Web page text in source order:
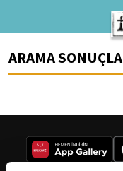
ARAMA